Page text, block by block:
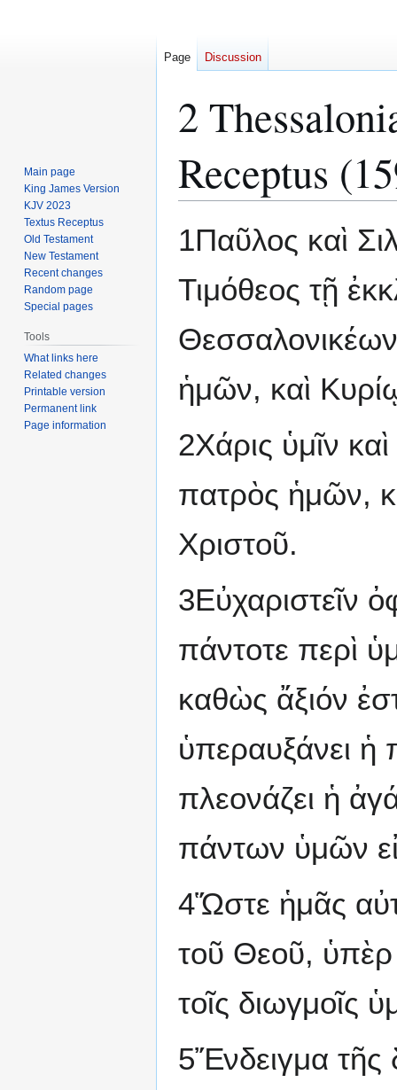
2
Receptus
1Παῦλος καὶ
Τιμόθεος τῇ
ἡμῶν, καὶ
2Χάρις ὑμῖν
πατρὸς ἡμῶν,
Χριστοῦ.
3Εὐχαριστεῖν
πάντοτε περὶ
καθὼς ἄξιόν
ὑπεραυξάνει ἡ
πλεονάζει ἡ
πάντων ὑμῶν
4Ὥστε ἡμᾶς
τοῦ Θεοῦ,
τοῖς διωγμοῖς
5Ἔνδειγμα τῆς
Page Discussion
Main page
King James Version
KJV 2023
Textus Receptus
Old Testament
New Testament
Recent changes
Random page
Special pages
Tools
What links here
Related changes
Printable version
Permanent link
Page information